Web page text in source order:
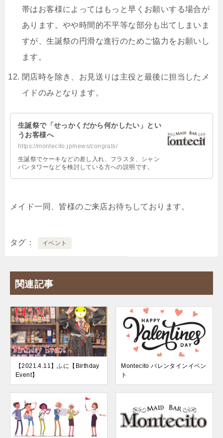
帯はお客様によってはもっと早くお願いする場合が
あります。やや時間的不平等な部分も出てしまいま
すが、生誕祭の円滑な進行のためご協力をお願いし
ます。
閉店時を除き、お見送りは主役と最後に担当したメ
イドのみとなります。
生誕祭で「せっかくだから何かしたい」とい
うお客様へ
https://montecito.jp/news/congrats/
生誕祭でケーキなどの差し入れ、フラスタ、シャン
パンタワーなどを検討している方への説明です。
メイド一同、皆様のご来店お待ちしております。
タグ イベント
関連記事
【2021.4.11】ふに【Birthday
Event】
Montecito バレンタインイベン
ト